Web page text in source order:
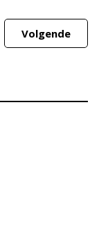
Volgende